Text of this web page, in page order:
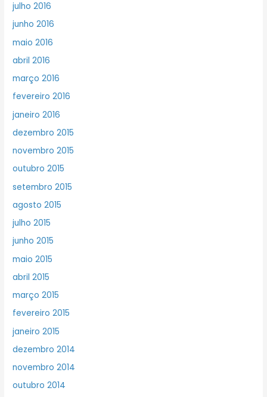
julho 2016
junho 2016
maio 2016
abril 2016
março 2016
fevereiro 2016
janeiro 2016
dezembro 2015
novembro 2015
outubro 2015
setembro 2015
agosto 2015
julho 2015
junho 2015
maio 2015
abril 2015
março 2015
fevereiro 2015
janeiro 2015
dezembro 2014
novembro 2014
outubro 2014